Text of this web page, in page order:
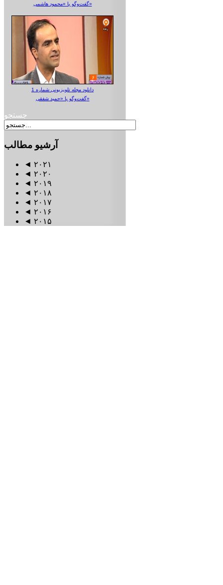
گفت‌وگو با «محمود هاشمی»
دانلود مجله تلویزیونی شماره 1
گفت‌وگو با «حمید شفقی»
جستجو
آرشیو مطالب
◄ ۲۰۲۱
◄ ۲۰۲۰
◄ ۲۰۱۹
◄ ۲۰۱۸
◄ ۲۰۱۷
◄ ۲۰۱۶
◄ ۲۰۱۵